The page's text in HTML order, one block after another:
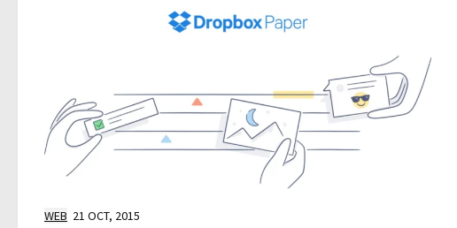
WEB 21 OCT, 2015